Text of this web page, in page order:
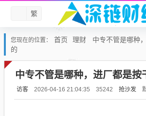
繁
您现在的位置： 首页 理财
中专不管是哪种
的
中专不管是哪种，进厂都是按
访客 2026-04-16 21:04:35 35242 抢沙发